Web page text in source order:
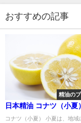
おすすめの記事
精油の
日本精油 コナツ（小夏）
コナツ（小夏） 小夏は、地域